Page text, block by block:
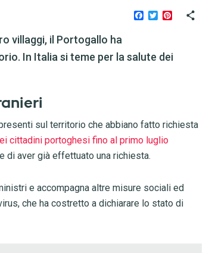
Facebook
TwitterPinterest
villaggi, il Portogallo ha
In Italia si teme per la salute dei
sul territorio che abbiano fatto richiesta
cittadini portoghesi fino al primo luglio
di aver già effettuato una richiesta.
e accompagna altre misure sociali ed
che ha costretto a dichiarare lo stato di